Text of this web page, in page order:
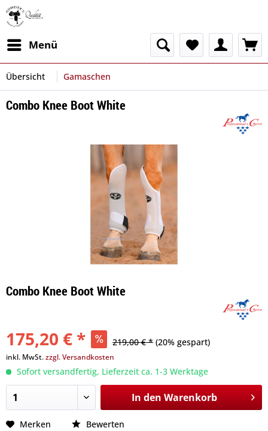
Menü
Übersicht Gamaschen
Combo Knee Boot White
Combo Knee Boot White
175,20 € * 219,00 € * (20% gespart)
inkl. MwSt.zzgl. Versandkosten
Sofort versandfertig, Lieferzeit ca. 1-3 Werktage
In den Warenkorb
Merken Bewerten